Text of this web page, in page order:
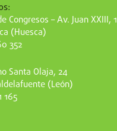
Congresos – Av. Juan XXIII,
(Huesca)
352
Santa Olaja, 24
(León)
165